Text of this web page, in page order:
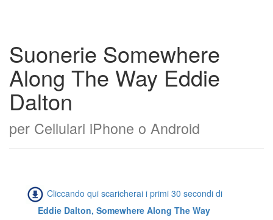
Suonerie Somewhere
Along The Way Eddie
Dalton
per Cellulari iPhone o Android
Cliccando qui scaricherai i primi 30 secondi di
Eddie Dalton, Somewhere Along The Way